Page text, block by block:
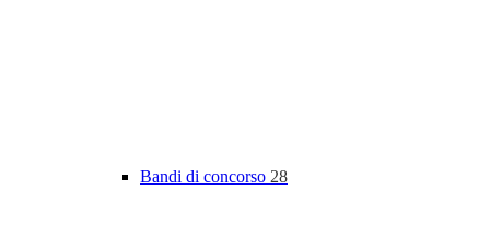
Bandi di concorso 28